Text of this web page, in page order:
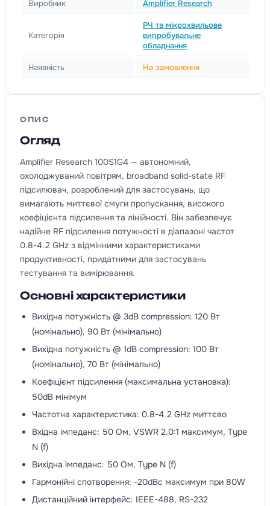
Виробник Amplifier Research
Категорія
РЧ та мікрохвильове
випробувальне
обладнання
Наявність На замовлення
ОПИС
Огляд
Amplifier Research 100S1G4 — автономний,
охолоджуваний повітрям, broadband solid-state RF
підсилювач, розроблений для застосувань, що
вимагають миттєвої смуги пропускання, високого
коефіцієнта підсилення та лінійності. Він забезпечує
надійне RF підсилення потужності в діапазоні частот
0.8-4.2 GHz з відмінними характеристиками
продуктивності, придатними для застосувань
тестування та вимірювання.
Основні характеристики
Вихідна потужність @ 3dB compression: 120 Вт
(номінально), 90 Вт (мінімально)
Вихідна потужність @ 1dB compression: 100 Вт
(номінально), 70 Вт (мінімально)
Коефіцієнт підсилення (максимальна установка):
50dB мінімум
Частотна характеристика: 0.8-4.2 GHz миттєво
Вхідна імпеданс: 50 Ом, VSWR 2.0:1 максимум, Type
N (f)
Вихідна імпеданс: 50 Ом, Type N (f)
Гармонійні спотворення: -20dBc максимум при 80W
Дистанційний інтерфейс: IEEE-488, RS-232